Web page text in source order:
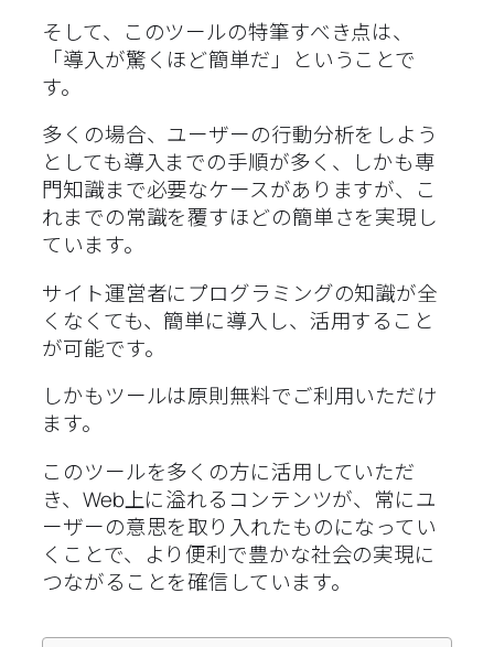
そして、このツールの特筆すべき点は、
「導入が驚くほど簡単だ」ということで
す。
多くの場合、ユーザーの行動分析をしよう
としても導入までの手順が多く、しかも専
門知識まで必要なケースがありますが、こ
れまでの常識を覆すほどの簡単さを実現し
ています。
サイト運営者にプログラミングの知識が全
くなくても、簡単に導入し、活用すること
が可能です。
しかもツールは原則無料でご利用いただけ
ます。
このツールを多くの方に活用していただ
き、Web上に溢れるコンテンツが、常にユ
ーザーの意思を取り入れたものになってい
くことで、より便利で豊かな社会の実現に
つながることを確信しています。